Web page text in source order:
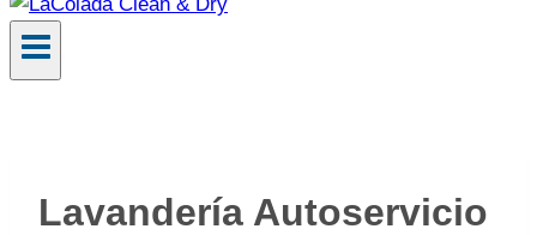
Lavandería Autoservicio